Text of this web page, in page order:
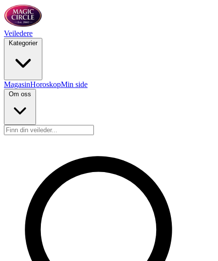
Veiledere
Kategorier
MagasinHoroskopMin side